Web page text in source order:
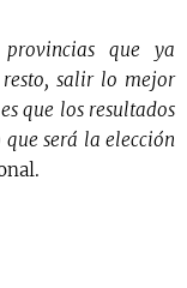
que ya
resto, salir lo mejor
que los resultados
será la elección